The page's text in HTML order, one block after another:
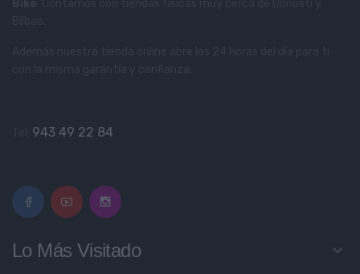
943 49 22 84
Lo Más Visitado keyboard_arrow_down